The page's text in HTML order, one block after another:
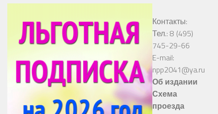
Контакты:
Тел.: 8 (495)
745-29-66
E-mail:
npp2041@ya.ru
Об издании
Схема
проезда